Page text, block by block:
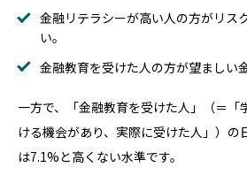
金融リテラシーが高い人の方がリス
い。
金融教育を受けた人の方が望ましい
一方で、「金融教育を受けた人」（＝「
ける機会があり、実際に受けた人」）の
は7.1%と高くない水準です。